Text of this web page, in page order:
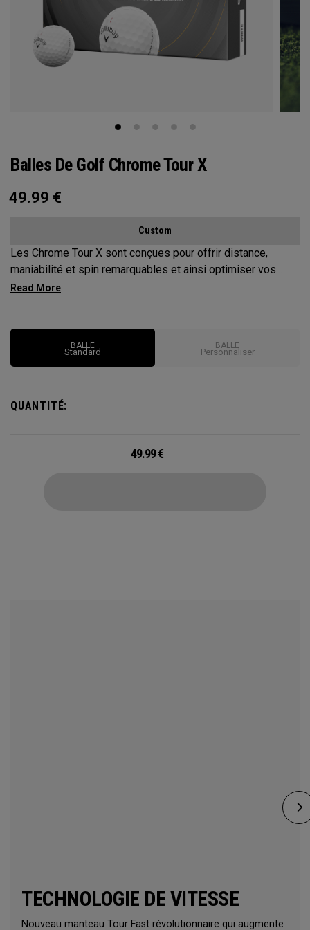
Balles De Golf Chrome Tour X
49.99 €
Custom
Les Chrome Tour X sont conçues pour offrir distance,
maniabilité et spin remarquables et ainsi optimiser vos
performances du tee au green.
BALLE
Standard
BALLE
Personnaliser
QUANTITÉ:
49.99€
TECHNOLOGIE DE VITESSE
Nouveau manteau Tour Fast révolutionnaire qui augmente